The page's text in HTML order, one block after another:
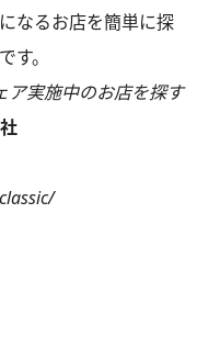
なるお店を簡単に探
す。
ア実施中のお店を探す